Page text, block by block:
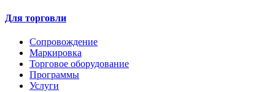
Для торговли
Сопровождение
Маркировка
Торговое оборудование
Программы
Услуги